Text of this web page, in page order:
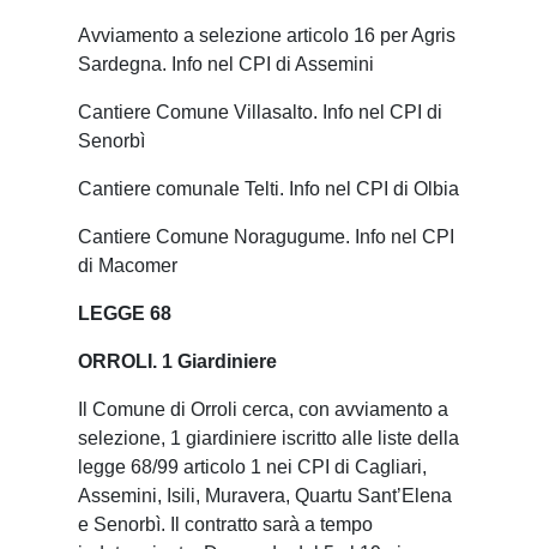
Avviamento a selezione articolo 16 per Agris
Sardegna. Info nel CPI di Assemini
Cantiere Comune Villasalto. Info nel CPI di
Senorbì
Cantiere comunale Telti. Info nel CPI di Olbia
Cantiere Comune Noragugume. Info nel CPI
di Macomer
LEGGE 68
ORROLI. 1 Giardiniere
Il Comune di Orroli cerca, con avviamento a
selezione, 1 giardiniere iscritto alle liste della
legge 68/99 articolo 1 nei CPI di Cagliari,
Assemini, Isili, Muravera, Quartu Sant’Elena
e Senorbì. Il contratto sarà a tempo